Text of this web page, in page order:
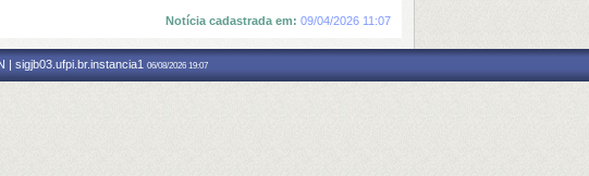
Notícia cadastrada em: 09/04/2026 11:07
| sigjb03.ufpi.br.instancia1 06/08/2026 19:07